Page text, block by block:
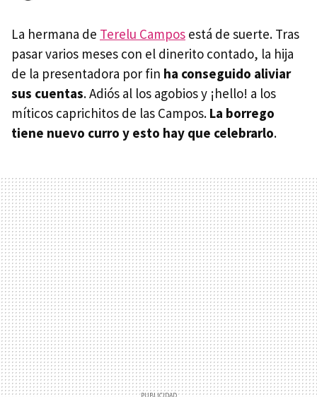
La hermana de Terelu Campos está de suerte. Tras
pasar varios meses con el dinerito contado, la hija
de la presentadora por fin ha conseguido aliviar
sus cuentas. Adiós al los agobios y ¡hello! a los
míticos caprichitos de las Campos. La borrego
tiene nuevo curro y esto hay que celebrarlo.